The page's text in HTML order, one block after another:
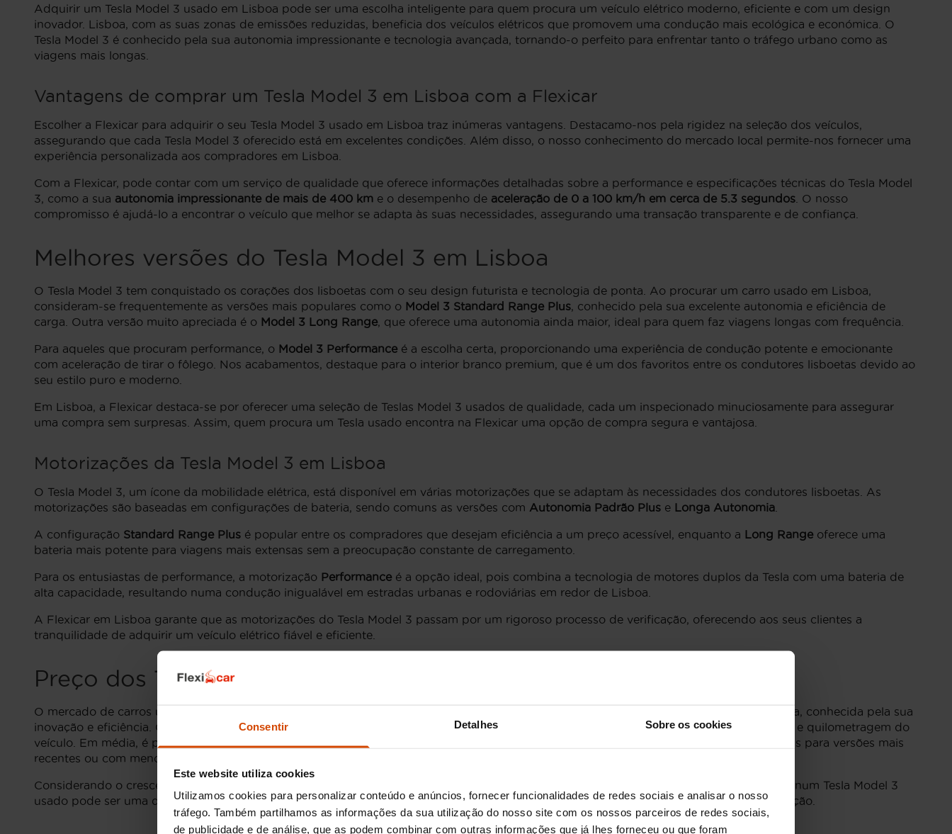
Consentir Detalhes Sobre os cookies
Este website utiliza cookies
Utilizamos cookies para personalizar conteúdo e anúncios, fornecer funcionalidades de redes sociais e analisar o nosso
tráfego. Também partilhamos as informações da sua utilização do nosso site com os nossos parceiros de redes sociais,
de publicidade e de análise, que as podem combinar com outras informações que já lhes forneceu ou que foram
Adquirir um Tesla Model 3 usado em Lisboa pode ser uma escolha inteligente para quem procura um veículo elétrico moderno, eficiente e com um design
inovador. Lisboa, com as suas zonas de emissões reduzidas, beneficia dos veículos elétricos que promovem uma condução mais ecológica e económica. O
Tesla Model 3 é conhecido pela sua autonomia impressionante e tecnologia avançada, tornando-o perfeito para enfrentar tanto o tráfego urbano como as
viagens mais longas.
Vantagens de comprar um Tesla Model 3 em Lisboa com a Flexicar
Escolher a Flexicar para adquirir o seu Tesla Model 3 usado em Lisboa traz inúmeras vantagens. Destacamo-nos pela rigidez na seleção dos veículos,
assegurando que cada Tesla Model 3 oferecido está em excelentes condições. Além disso, o nosso conhecimento do mercado local permite-nos fornecer uma
experiência personalizada aos compradores em Lisboa.
Com a Flexicar, pode contar com um serviço de qualidade que oferece informações detalhadas sobre a performance e especificações técnicas do Tesla Model
3, como a sua autonomia impressionante de mais de 400 km e o desempenho de aceleração de 0 a 100 km/h em cerca de 5.3 segundos . O nosso
compromisso é ajudá-lo a encontrar o veículo que melhor se adapta às suas necessidades, assegurando uma transação transparente e de confiança.
Melhores versões do Tesla Model 3 em Lisboa
O Tesla Model 3 tem conquistado os corações dos lisboetas com o seu design futurista e tecnologia de ponta. Ao procurar um carro usado em Lisboa,
consideram-se frequentemente as versões mais populares como o Model 3 Standard Range Plus, conhecido pela sua excelente autonomia e eficiência de
carga. Outra versão muito apreciada é o Model 3 Long Range, que oferece uma autonomia ainda maior, ideal para quem faz viagens longas com frequência.
Para aqueles que procuram performance, o Model 3 Performance é a escolha certa, proporcionando uma experiência de condução potente e emocionante
com aceleração de tirar o fôlego. Nos acabamentos, destaque para o interior branco premium, que é um dos favoritos entre os condutores lisboetas devido ao
seu estilo puro e moderno.
Em Lisboa, a Flexicar destaca-se por oferecer uma seleção de Teslas Model 3 usados de qualidade, cada um inspecionado minuciosamente para assegurar
uma compra sem surpresas. Assim, quem procura um Tesla usado encontra na Flexicar uma opção de compra segura e vantajosa.
Motorizações da Tesla Model 3 em Lisboa
O Tesla Model 3, um ícone da mobilidade elétrica, está disponível em várias motorizações que se adaptam às necessidades dos condutores lisboetas. As
motorizações são baseadas em configurações de bateria, sendo comuns as versões com Autonomia Padrão Plus e Longa Autonomia
A configuração Standard Range Plus é popular entre os compradores que desejam eficiência a um preço acessível, enquanto a Long Range oferece uma
bateria mais potente para viagens mais extensas sem a preocupação constante de carregamento.
Para os entusiastas de performance, a motorização Performance é a opção ideal, pois combina a tecnologia de motores duplos da Tesla com uma bateria de
alta capacidade, resultando numa condução inigualável em estradas urbanas e rodoviárias em redor de Lisboa.
A Flexicar em Lisboa garante que as motorizações do Tesla Model 3 passam por um rigoroso processo de verificação, oferecendo aos seus clientes a
tranquilidade de adquirir um veículo elétrico fiável e eficiente.
Preço dos Tesla Model 3 usados em Lisboa
O mercado de carros usados em Lisboa tem mostrado uma crescente popularidade por marcas de automóveis elétricos, entre elas a Tesla, conhecida pela sua
inovação e eficiência. O preço de um Tesla Model 3 usado em Lisboa pode variar amplamente dependendo do ano de fabrico, condição, e quilometragem do
veículo. Em média, é possível encontrar Tesla Model 3 usados com preços a partir dos 35,000€, podendo chegar até aos 50,000€ ou mais para versões mais
recentes ou com menos quilómetros.
Considerando o crescente interesse em veículos elétricos e a infraestrutura em expansão para este tipo de automóveis na região, investir num Tesla Model 3
usado pode ser uma decisão econômica vantajosa, especialmente tendo em conta o potencial de poupança em combustíveis e manutenção.